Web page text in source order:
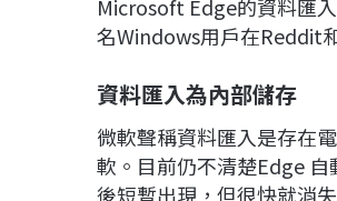
Microsoft Edge的資料匯
名Windows用戶在Reddit
資料匯入為內部儲存
微軟聲稱資料匯入是存在
軟。目前仍不清楚Edge
後短暫出現，但很快就消